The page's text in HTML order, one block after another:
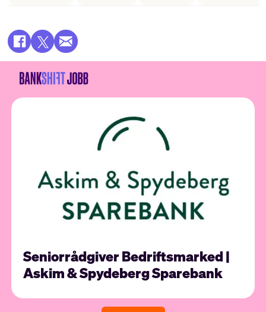
Seniorrådgiver Bedriftsmarked |
Askim & Spydeberg Sparebank